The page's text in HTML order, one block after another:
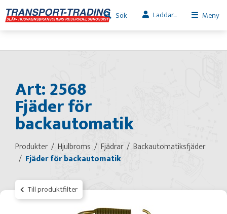
Sök Laddar... Meny
Art: 2568
Fjäder för
backautomatik
Produkter Hjulbroms Fjädrar
Backautomatiksfjäder
Fjäder för backautomatik
Till produktfilter